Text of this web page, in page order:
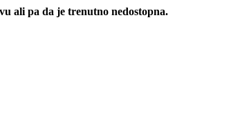
ali pa da je trenutno nedostopna.